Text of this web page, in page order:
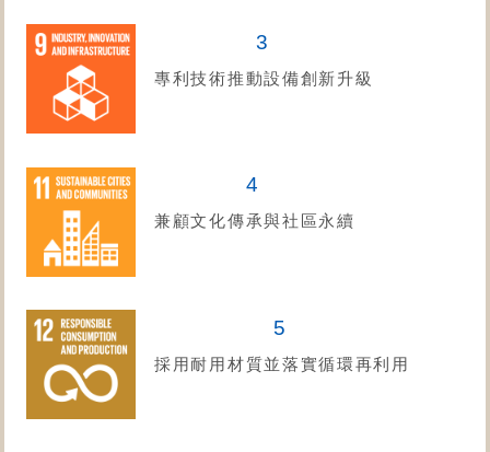
3
專利技術推動設備創新升級
4
兼顧文化傳承與社區永續
5
採用耐用材質並落實循環再利用